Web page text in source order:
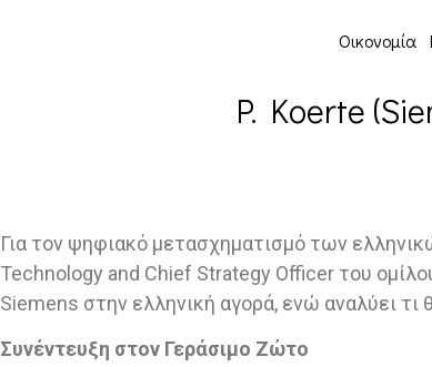
Οικονομία
P. Koerte
Για τον ψηφιακό μετασχηματισμό των
Technology and Chief Strategy Officer του
Siemens στην ελληνική αγορά, ενώ αναλύει
Συνέντευξη στον Γεράσιμο Ζώτο